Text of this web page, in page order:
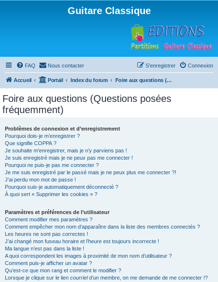
Guitare Classique
FAQ Nous contacter Connexion
S’enregistrer
Accueil Portail Index du forum Foire aux questions (Questions posées fréquemment)
Foire aux questions (Questions posées
fréquemment)
Problèmes de connexion et d’enregistrement
Pourquoi dois-je m’enregistrer ?
Que signifie COPPA ?
Je souhaite m’enregistrer, mais je n’y parviens pas !
Je suis enregistré mais je ne peux pas me connecter !
Pourquoi ne puis-je pas me connecter ?
Je me suis enregistré par le passé mais je ne peux plus me connecter ?!
J’ai perdu mon mot de passe !
Pourquoi suis-je automatiquement déconnecté ?
À quoi sert « Supprimer les cookies » ?
Paramètres et préférences de l’utilisateur
Comment modifier mes paramètres ?
Comment empêcher mon nom d’apparaître dans la liste des membres connectés ?
Les heures ne sont pas correctes !
J’ai changé mon fuseau horaire et l’heure est toujours incorrecte !
Ma langue n’est pas dans la liste !
A quoi correspondent les images à proximité de mon nom d’utilisateur ?
Comment puis-je afficher un avatar ?
Qu’est-ce que mon rang et comment le modifier ?
Lorsque je clique sur le lien courrield’un membre, on me demande de me connecter !?